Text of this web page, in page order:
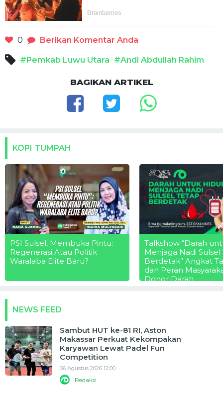
0 Berikan Komentar Anda
#Pemkab Luwu Utara #Andi Abdullah Rahim
BAGIKAN ARTIKEL
KOPI TUMPAH
PSI Sulsel, Membuka Pintu:
Regenerasi Atau Politik
Waralaba Elite Baru?
Talkshow “Darah
Menjaga Nadi Sulsel
Berdetak” Angkat
dan Peran
Donor Darah
NEWS FEED
Sambut HUT ke-81 RI, Aston
Makassar Perkuat Kekompakan
Karyawan Lewat Padel Fun
Competition
06 Agustus 2026 12:00
Redaksi